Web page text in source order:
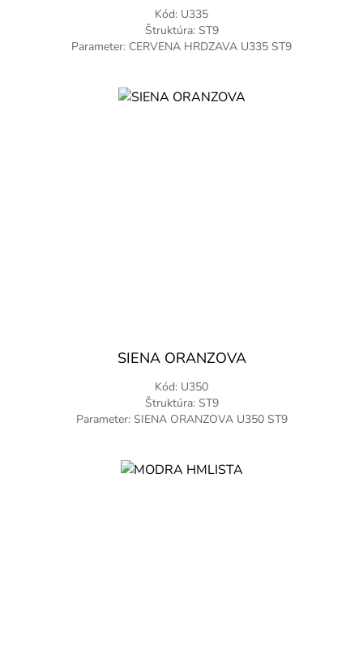
Kód: U335
Štruktúra: ST9
Parameter: CERVENA HRDZAVA U335 ST9
SIENA ORANZOVA
Kód: U350
Štruktúra: ST9
Parameter: SIENA ORANZOVA U350 ST9